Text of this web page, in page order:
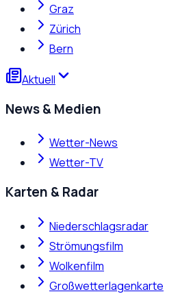
Graz
Zürich
Bern
Aktuell
News & Medien
Wetter-News
Wetter-TV
Karten & Radar
Niederschlagsradar
Strömungsfilm
Wolkenfilm
Großwetterlagenkarte